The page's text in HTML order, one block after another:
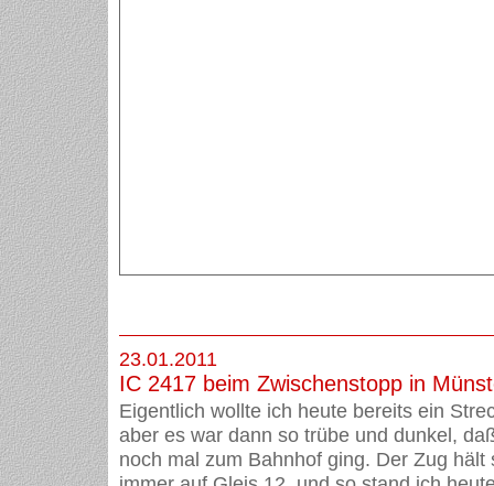
23.01.2011
IC 2417 beim Zwischenstopp in
Eigentlich wollte ich heute bereits ein
aber es war dann so trübe und dunkel,
noch mal zum Bahnhof ging. Der Zug hält